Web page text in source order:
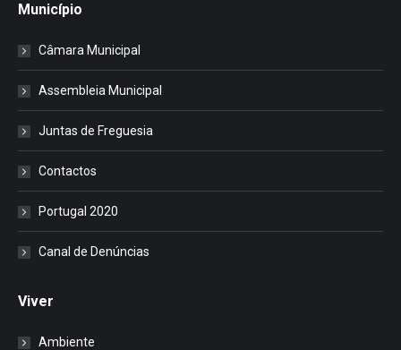
Município
Câmara Municipal
Assembleia Municipal
Juntas de Freguesia
Contactos
Portugal 2020
Canal de Denúncias
Viver
Ambiente